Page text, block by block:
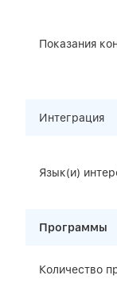
Показания
Интеграция
Язык(и)
Программы
Количество